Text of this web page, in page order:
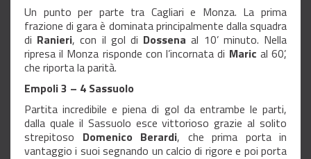
Un punto per parte tra Cagliari e Monza. La prima
frazione di gara è dominata principalmente dalla squadra
di Ranieri, con il gol di Dossena al 10’ minuto. Nella
ripresa il Monza risponde con l’incornata di Maric al 60’,
che riporta la parità.
Empoli 3 – 4 Sassuolo
Partita incredibile e piena di gol da entrambe le parti,
dalla quale il Sassuolo esce vittorioso grazie al solito
strepitoso Domenico Berardi, che prima porta in
vantaggio i suoi segnando un calcio di rigore e poi porta